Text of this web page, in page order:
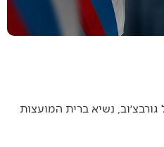
נשיא ברית המועצות